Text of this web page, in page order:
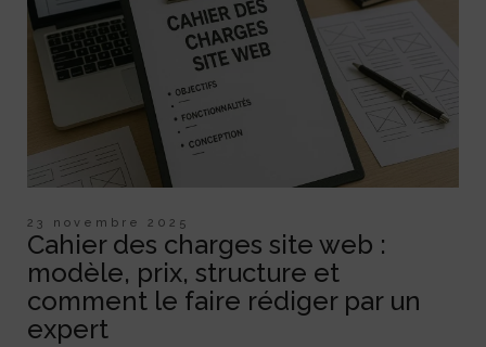
23 novembre 2025
Cahier des charges site web :
modèle, prix, structure et
comment le faire rédiger par un
expert